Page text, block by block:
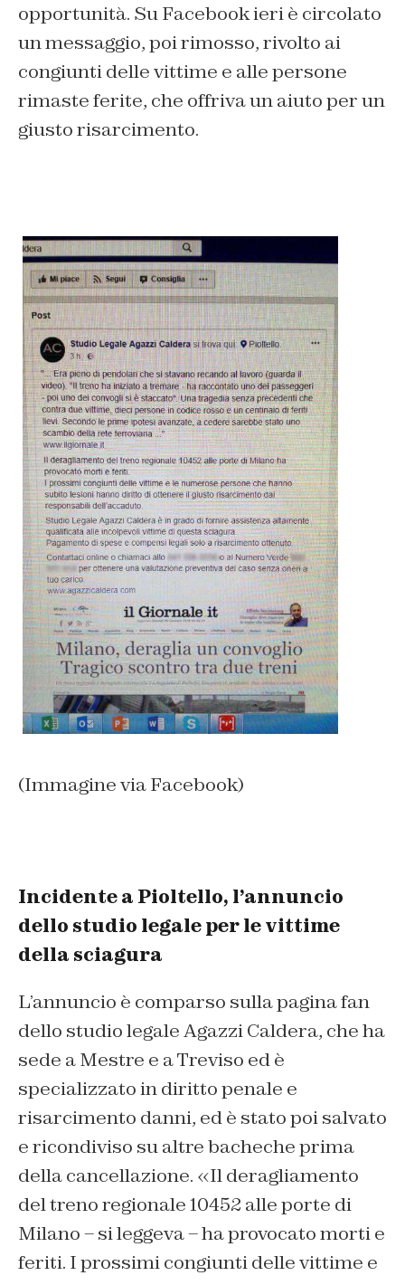
opportunità. Su Facebook ieri è circolato
un messaggio, poi rimosso, rivolto ai
congiunti delle vittime e alle persone
rimaste ferite, che offriva un aiuto per un
giusto risarcimento.
(Immagine via Facebook)
Incidente a Pioltello, l’annuncio
dello studio legale per le vittime
della sciagura
L’annuncio è comparso sulla pagina fan
dello studio legale Agazzi Caldera, che ha
sede a Mestre e a Treviso ed è
specializzato in diritto penale e
risarcimento danni, ed è stato poi salvato
e ricondiviso su altre bacheche prima
della cancellazione. «Il deragliamento
del treno regionale 10452 alle porte di
Milano – si leggeva – ha provocato morti e
feriti. I prossimi congiunti delle vittime e